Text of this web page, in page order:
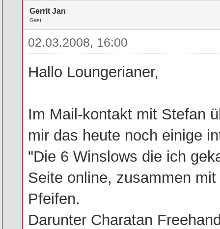
Gerrit Jan
Gast
02.03.2008, 16:00
Hallo Loungerianer,
Im Mail-kontakt mit Stefan
mir das heute noch einige
"Die 6 Winslows die ich
Seite online, zusammen
Pfeifen.
Darunter Charatan